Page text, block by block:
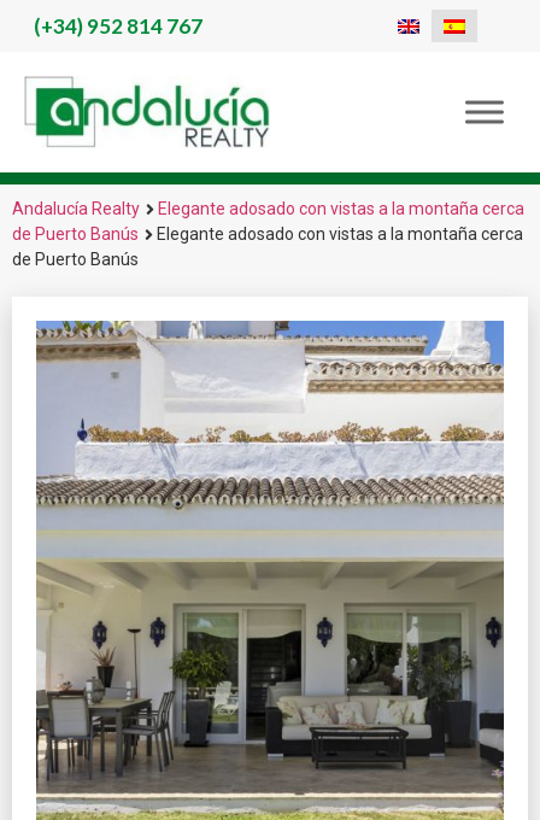
(+34)952 814 767
Andalucía Realty
Elegante adosado con vistas a la montaña cerca
de Puerto Banús
Elegante adosado con vistas a la montaña cerca
de Puerto Banús